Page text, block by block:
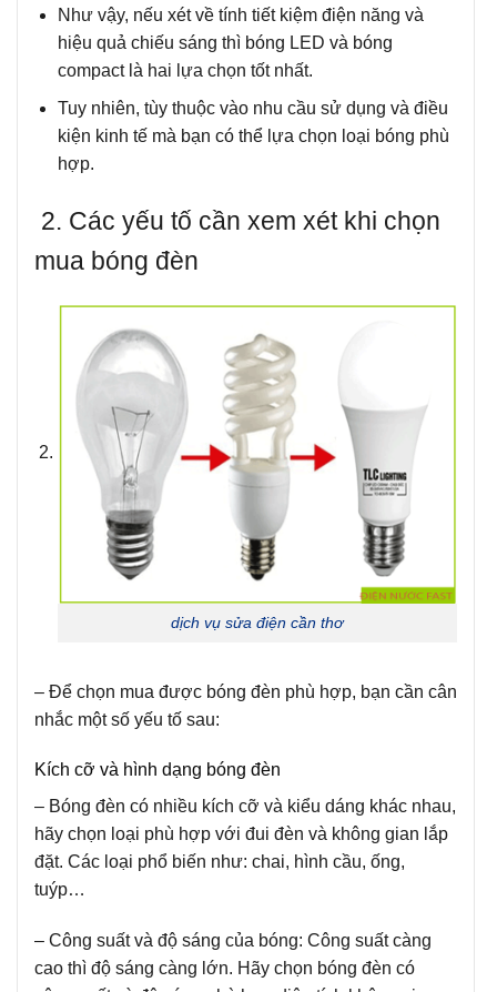
Như vậy, nếu xét về tính tiết kiệm điện năng và
hiệu quả chiếu sáng thì bóng LED và bóng
compact là hai lựa chọn tốt nhất.
Tuy nhiên, tùy thuộc vào nhu cầu sử dụng và điều
kiện kinh tế mà bạn có thể lựa chọn loại bóng phù
hợp.
2. Các yếu tố cần xem xét khi chọn
mua bóng đèn
dịch vụ sửa điện cần thơ
– Để chọn mua được bóng đèn phù hợp, bạn cần cân
nhắc một số yếu tố sau:
Kích cỡ và hình dạng bóng đèn
– Bóng đèn có nhiều kích cỡ và kiểu dáng khác nhau,
hãy chọn loại phù hợp với đui đèn và không gian lắp
đặt. Các loại phổ biến như: chai, hình cầu, ống,
tuýp…
– Công suất và độ sáng của bóng: Công suất càng
cao thì độ sáng càng lớn. Hãy chọn bóng đèn có